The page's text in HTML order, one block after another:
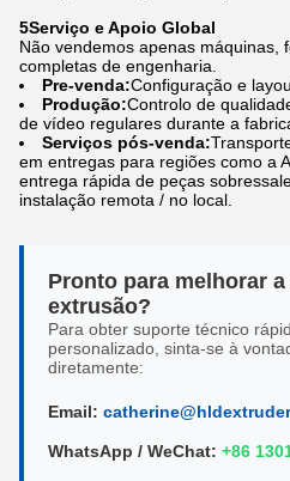
5Serviço e Apoio Global
Não vendemos apenas máquinas,
completas de engenharia.
Pre-venda:Configuração e
Produção:Controlo de
de vídeo regulares durante a
Serviços pós-venda:
em entregas para regiões como a
entrega rápida de peças
instalação remota / no local.
Pronto para melhorar
extrusão?
Para obter suporte técnico
personalizado, sinta-se à
diretamente:
Email:
WhatsApp / WeChat: +86